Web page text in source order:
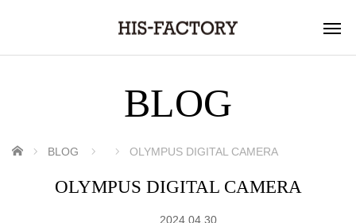
BLOG
ホーム BLOG OLYMPUS DIGITAL CAMERA
OLYMPUS DIGITAL CAMERA
2024.04.30